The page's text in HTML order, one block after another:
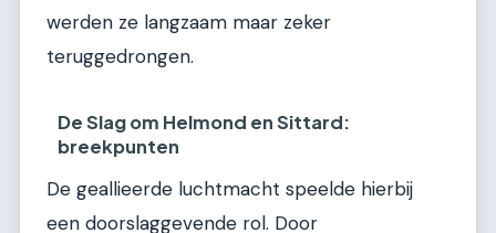
werden ze langzaam maar zeker
teruggedrongen.
De Slag om Helmond en Sittard:
breekpunten
De geallieerde luchtmacht speelde hierbij
een doorslaggevende rol. Door